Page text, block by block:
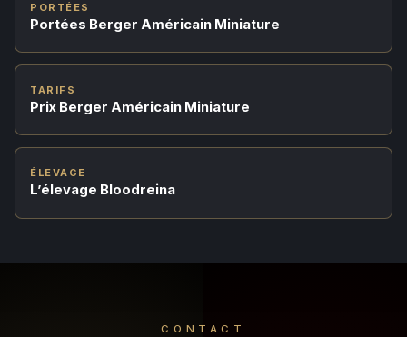
PORTÉES
Portées Berger Américain Miniature
TARIFS
Prix Berger Américain Miniature
ÉLEVAGE
L’élevage Bloodreina
CONTACT